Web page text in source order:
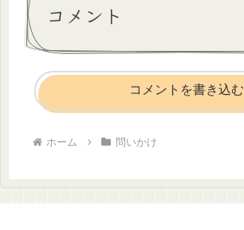
コメント
コメントを書き込む
ホーム 問いかけ